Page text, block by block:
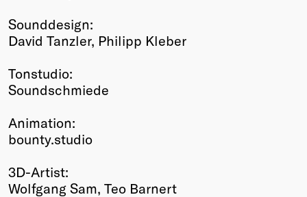
Sounddesign:
David Tanzler, Philipp Kleber
Tonstudio:
Soundschmiede
Animation:
bounty.studio
3D-Artist:
Wolfgang Sam, Teo Barnert